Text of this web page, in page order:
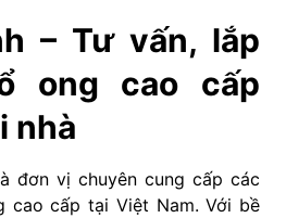
– Tư vấn, lắp
ong cao cấp
nhà
đơn vị chuyên cung cấp các
cao cấp tại Việt Nam. Với bề